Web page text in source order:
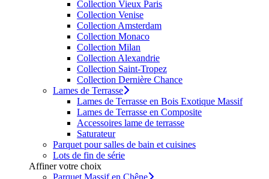
Collection Vieux Paris
Collection Venise
Collection Amsterdam
Collection Monaco
Collection Milan
Collection Alexandrie
Collection Saint-Tropez
Collection Dernière Chance
Lames de Terrasse
Lames de Terrasse en Bois Exotique Massif
Lames de Terrasse en Composite
Accessoires lame de terrasse
Saturateur
Parquet pour salles de bain et cuisines
Lots de fin de série
Affiner votre choix
Parquet Massif en Chêne